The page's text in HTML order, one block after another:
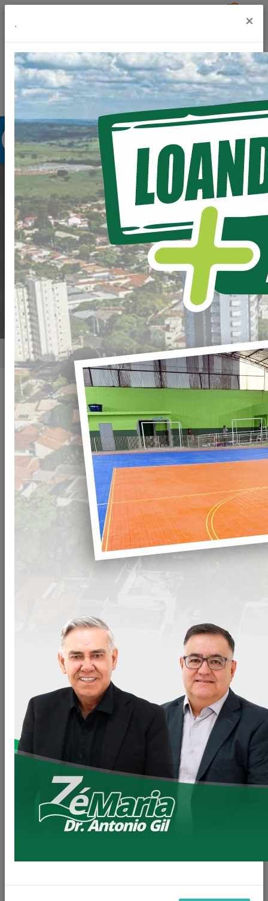
ORDEM DE
CONSTRUÇÃO DE
MAIS 9 SALAS DE
AULAS.
Home Notícias
Publicado em: 21/03/2025 19:00
Compartilhar WHATSAPP
semana com
imensa
alegria em
anunciar
mais
de novas
conquistas
para nossa
Educação.
Ótimas
notícias
para quem
precisa de
vagas nas creches.
Liberamos a ordem de serviço para construção de mais 9
salas de aulas.
Isso mesmo, serão mais 9 SALAS DE AULAS para nossas
creches do município.
. ×